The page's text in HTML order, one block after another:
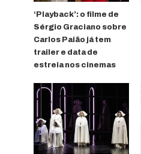
‘Playback’: o filme de
Sérgio Graciano sobre
Carlos Paião já tem
trailer e data de
estreia nos cinemas